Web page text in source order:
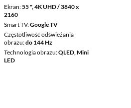
Ekran 55 ", 4K UHD / 3840 x
2160
Smart TV Google TV
Częstotliwość odświeżania
obrazu do 144 Hz
Technologia obrazu QLED, Mini
LED